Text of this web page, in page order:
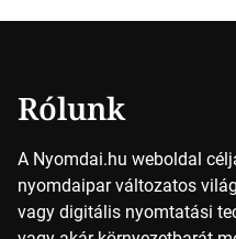
Rólunk
A Nyomdai.hu weboldal
nyomdaipar változatos
vagy digitális nyomtatási